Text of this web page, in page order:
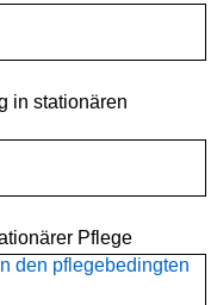
in stationären
Pflege
den pflegebedingten